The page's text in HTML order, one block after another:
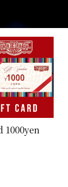
1000yen